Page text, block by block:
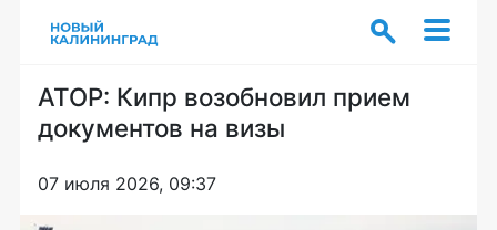
АТОР: Кипр возобновил прием
документов на визы
07 июля 2026, 09:37